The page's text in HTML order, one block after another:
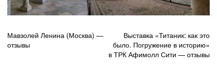
Навигация
по
Мавзолей Ленина (Москва) —
отзывы
Выставка «Титаник: как это
было. Погружение в историю»
в ТРК Афимолл Сити — отзывы